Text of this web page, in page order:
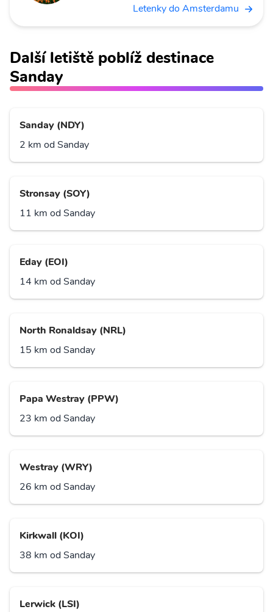
Letenky do Amsterdamu
Další letiště poblíž destinace
Sanday
Sanday (NDY)
2 km od Sanday
Stronsay (SOY)
11 km od Sanday
Eday (EOI)
14 km od Sanday
North Ronaldsay (NRL)
15 km od Sanday
Papa Westray (PPW)
23 km od Sanday
Westray (WRY)
26 km od Sanday
Kirkwall (KOI)
38 km od Sanday
Lerwick (LSI)